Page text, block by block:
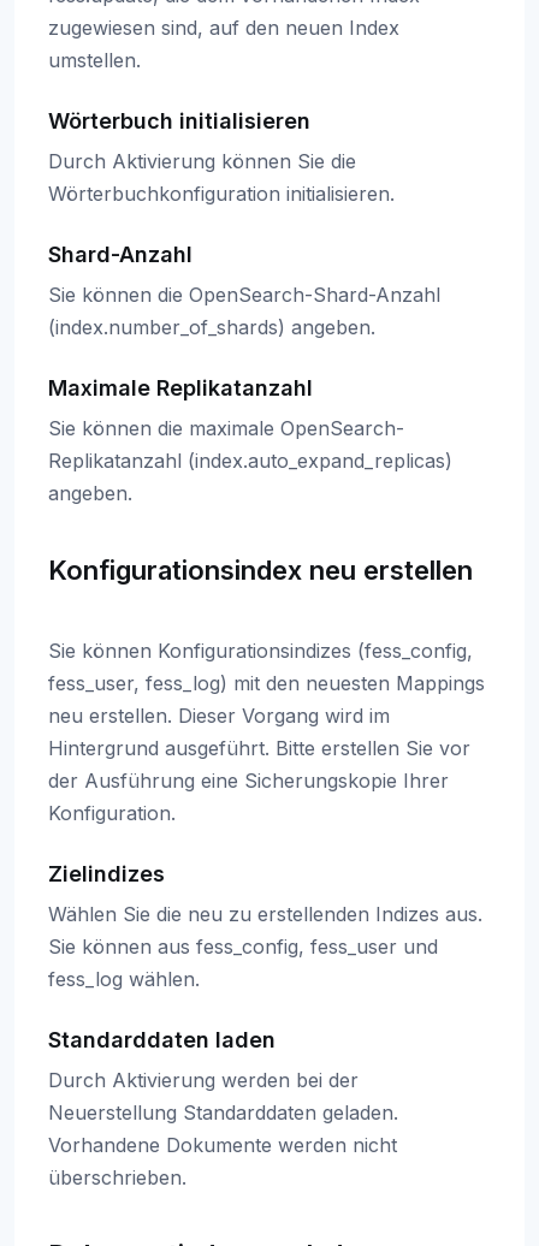
zugewiesen sind, auf den neuen Index
umstellen.
Wörterbuch initialisieren
Durch Aktivierung können Sie die
Wörterbuchkonfiguration initialisieren.
Shard-Anzahl
Sie können die OpenSearch-Shard-Anzahl
(index.number_of_shards) angeben.
Maximale Replikatanzahl
Sie können die maximale OpenSearch-
Replikatanzahl (index.auto_expand_replicas)
angeben.
Konfigurationsindex neu erstellen
Sie können Konfigurationsindizes (fess_config,
fess_user, fess_log) mit den neuesten Mappings
neu erstellen. Dieser Vorgang wird im
Hintergrund ausgeführt. Bitte erstellen Sie vor
der Ausführung eine Sicherungskopie Ihrer
Konfiguration.
Zielindizes
Wählen Sie die neu zu erstellenden Indizes aus.
Sie können aus fess_config, fess_user und
fess_log wählen.
Standarddaten laden
Durch Aktivierung werden bei der
Neuerstellung Standarddaten geladen.
Vorhandene Dokumente werden nicht
überschrieben.